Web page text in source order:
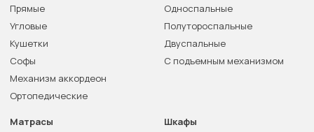
Прямые
Угловые
Кушетки
Софы
Механизм аккордеон
Ортопедические
Односпальные
Полутороспальные
Двуспальные
С подъемным механизмом
Матрасы
Шкафы